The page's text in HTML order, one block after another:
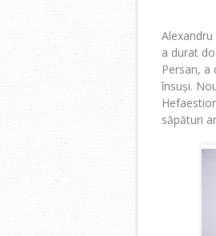
a durat
Persan,
însuși.
săpături